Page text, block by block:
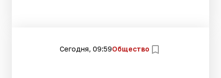
Сегодня, 09:59Общество